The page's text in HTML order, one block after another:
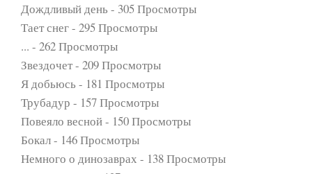
Дождливый день- 305 Просмотры
Тает снег- 295 Просмотры
... - 262 Просмотры
Звездочет- 209 Просмотры
Я добьюсь- 181 Просмотры
Трубадур - 157 Просмотры
Повеяло весной- 150 Просмотры
Бокал- 146 Просмотры
Немного о динозаврах - 138 Просмотры